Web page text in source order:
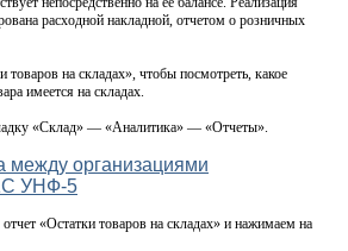
расходной накладной, отчетом о розничных
на складах», чтобы посмотреть, какое
имеется на складах.
«Склад» — «Аналитика» — «Отчеты».
«Остатки товаров на складах» и нажимаем на